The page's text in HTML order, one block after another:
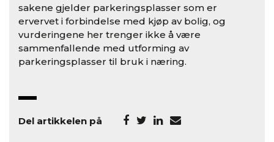
sakene gjelder parkeringsplasser som er
ervervet i forbindelse med kjøp av bolig, og
vurderingene her trenger ikke å være
sammenfallende med utforming av
parkeringsplasser til bruk i næring.
Del artikkelen på